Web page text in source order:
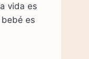
vida es
es